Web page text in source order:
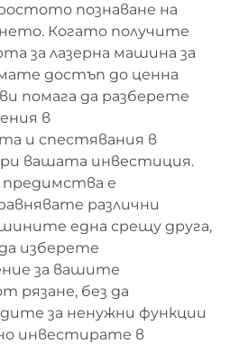
познаване на
Когато получите
за лазерна машина за
достъп до ценна
помага да разберете
в
и спестявания в
вашата инвестиция.
е
различни
една срещу друга,
изберете
за вашите
рязане, без да
за ненужни функции
инвестирате в